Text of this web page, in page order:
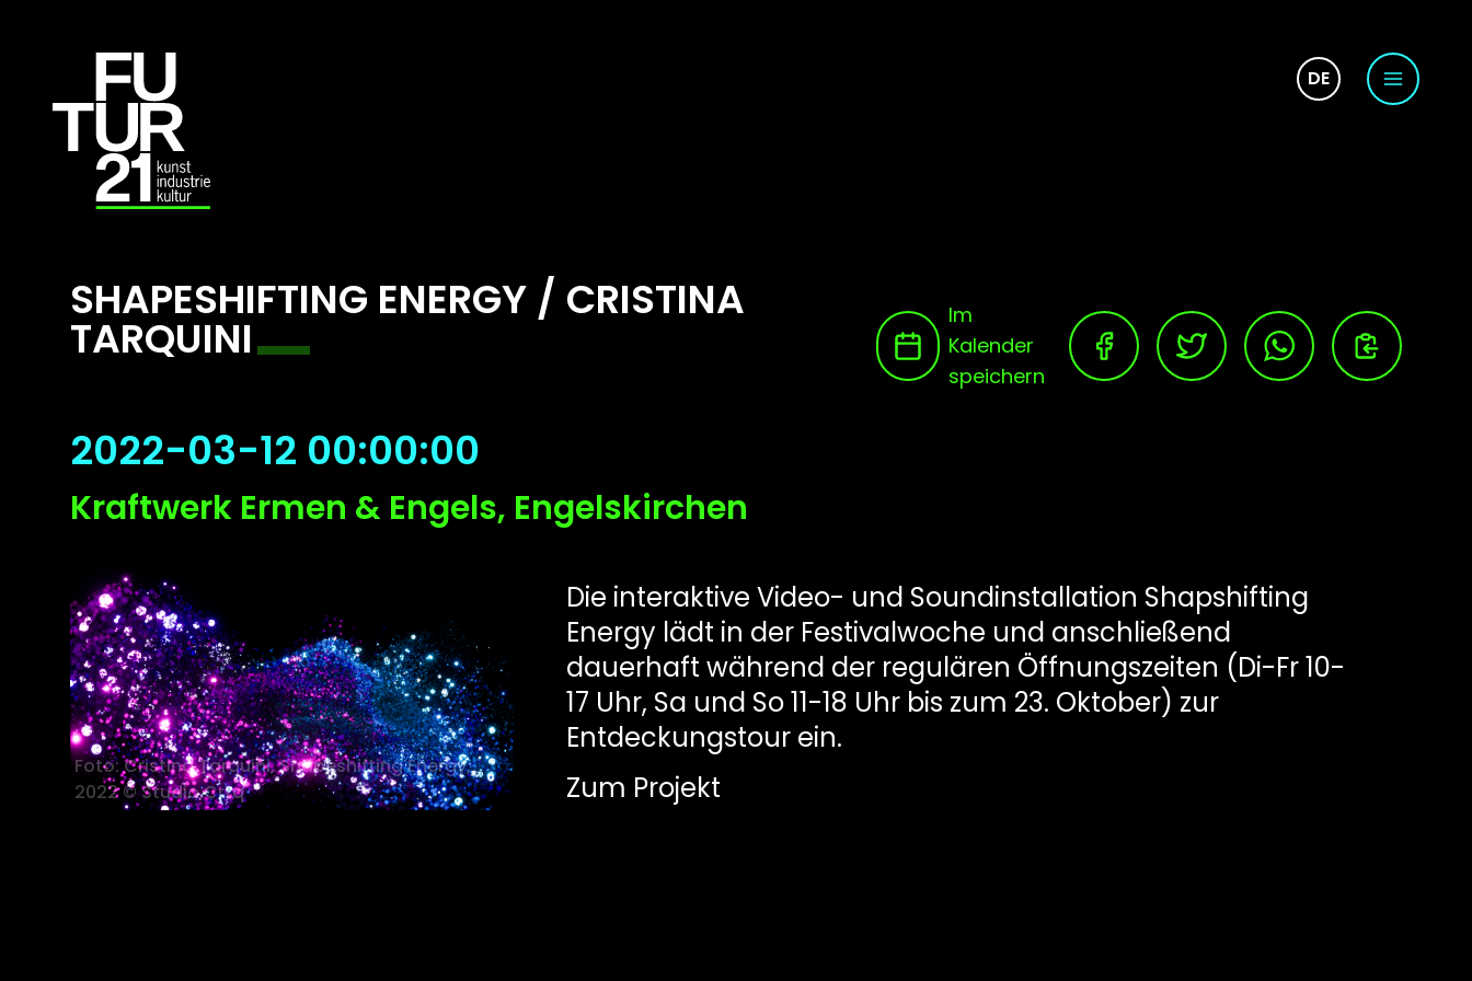
DE
SHAPESHIFTING ENERGY / CRISTINA
TARQUINI
Im
Kalender
speichern
2022-03-12 00:00:00
Kraftwerk Ermen & Engels, Engelskirchen
Foto: Cristina Tarquini, Shapeshifting Energy,
2022 © Studio Crtq
Die interaktive Video- und Soundinstallation Shapshifting
Energy lädt in der Festivalwoche und anschließend
dauerhaft während der regulären Öffnungszeiten (Di-Fr 10-
17 Uhr, Sa und So 11-18 Uhr bis zum 23. Oktober) zur
Entdeckungstour ein.
Zum Projekt